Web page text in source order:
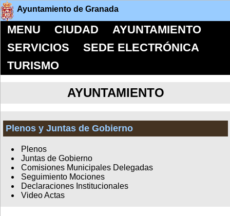
Ayuntamiento de Granada
MENU CIUDAD
AYUNTAMIENTO
SERVICIOS
SEDE ELECTRÓNICA
TURISMO
AYUNTAMIENTO
Plenos y Juntas de Gobierno
Plenos
Juntas de Gobierno
Comisiones Municipales Delegadas
Seguimiento Mociones
Declaraciones Institucionales
Video Actas